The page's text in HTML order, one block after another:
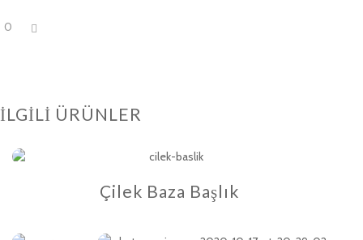
0
İLGILI ÜRÜNLER
Çilek Baza Başlık